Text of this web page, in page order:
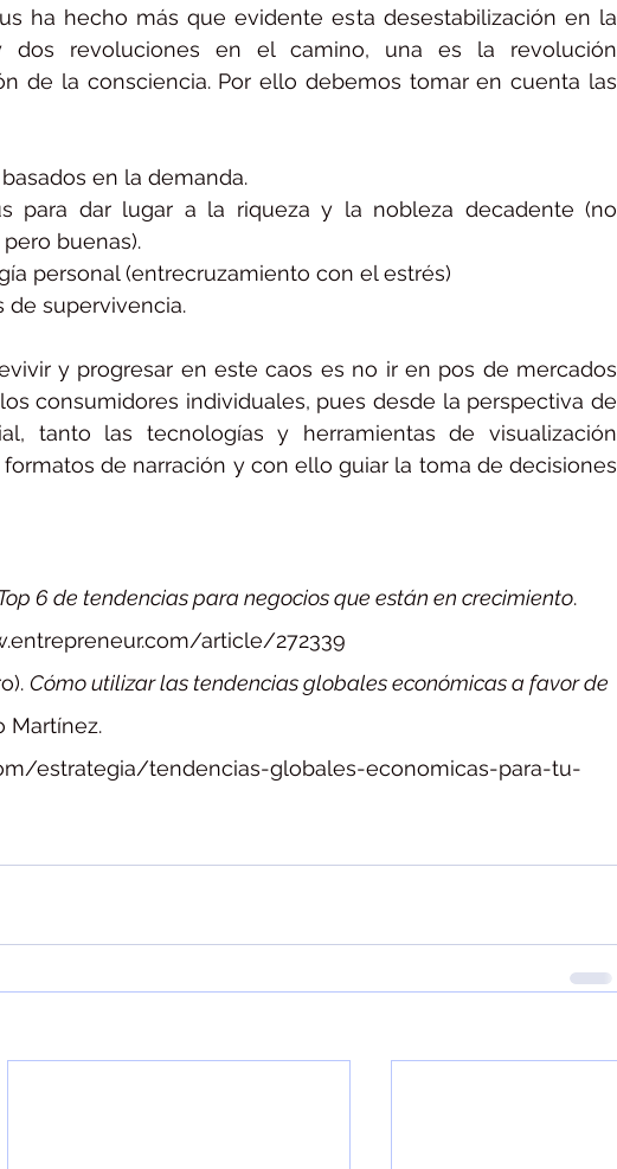
ha hecho más que evidente esta desestabilización en la
dos revoluciones en el camino, una es la revolución
de la consciencia. Por ello debemos tomar en cuenta las
en la demanda.
para dar lugar a la riqueza y la nobleza decadente (no
buenas).
personal (entrecruzamiento con el estrés)
de supervivencia.
y progresar en este caos es no ir en pos de mercados
consumidores individuales, pues desde la perspectiva de
tanto las tecnologías y herramientas de visualización
de narración y con ello guiar la toma de decisiones
6 de tendencias para negocios que están en crecimiento.
article/272339
Cómo utilizar las tendencias globales económicas a favor de
Martínez.
estrategia/tendencias-globales-economicas-para-tu-